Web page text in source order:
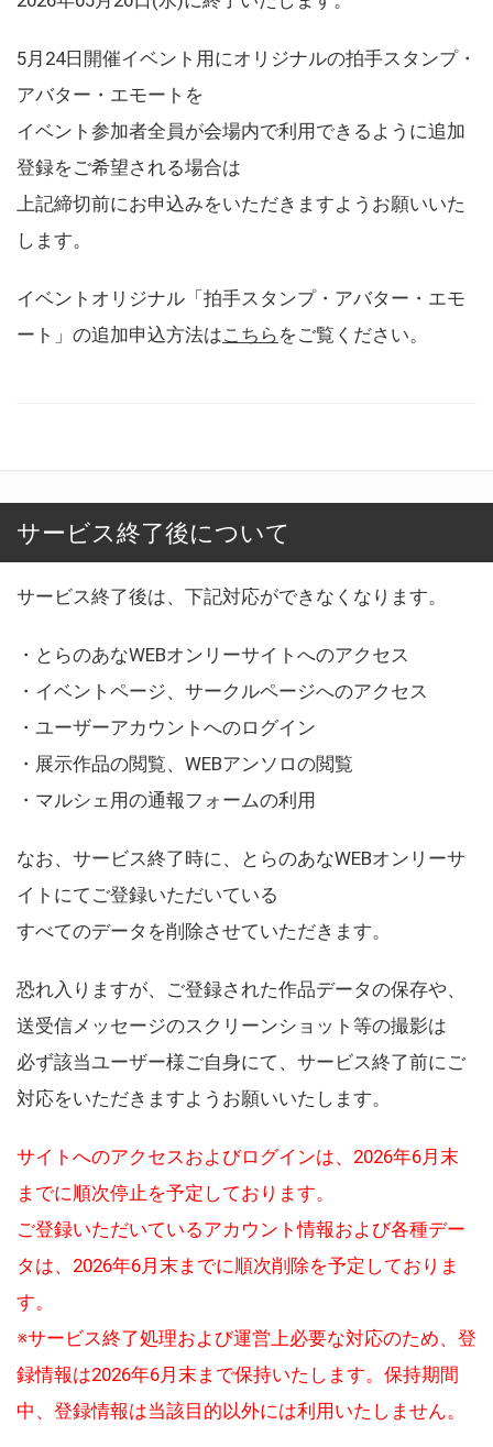
5月24日開催イベント用にオリジナルの拍手スタンプ・
アバター・エモートを
イベント参加者全員が会場内で利用できるように追加
登録をご希望される場合は
上記締切前にお申込みをいただきますようお願いいた
します。
イベントオリジナル「拍手スタンプ・アバター・エモ
ート」の追加申込方法はこちら をご覧ください。
サービス終了後について
サービス終了後は、下記対応ができなくなります。
・とらのあなWEBオンリーサイトへのアクセス
・イベントページ、サークルページへのアクセス
・ユーザーアカウントへのログイン
・展示作品の閲覧、WEBアンソロの閲覧
・マルシェ用の通報フォームの利用
なお、サービス終了時に、とらのあなWEBオンリーサ
イトにてご登録いただいている
すべてのデータを削除させていただきます。
恐れ入りますが、ご登録された作品データの保存や、
送受信メッセージのスクリーンショット等の撮影は
必ず該当ユーザー様ご自身にて、サービス終了前にご
対応をいただきますようお願いいたします。
サイトへのアクセスおよびログインは、2026年6月末
までに順次停止を予定しております。
ご登録いただいているアカウント情報および各種デー
タは、2026年6月末までに順次削除を予定しておりま
す。
※サービス終了処理および運営上必要な対応のため、登
録情報は2026年6月末まで保持いたします。保持期間
中、登録情報は当該目的以外には利用いたしません。